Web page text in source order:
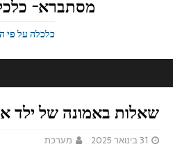
מסתברא-
כלכלה על פי
שאלות באמונה של ילד
31 בינואר 2025 מערכת